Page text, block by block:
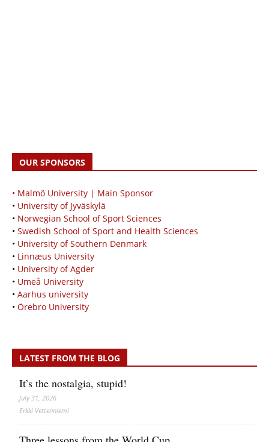
OUR SPONSORS
• Malmö University | Main Sponsor
• University of Jyväskylä
• Norwegian School of Sport Sciences
• Swedish School of Sport and Health Sciences
• University of Southern Denmark
• Linnæus University
• University of Agder
• Umeå University
• Aarhus university
• Örebro University
LATEST FROM THE BLOG
It’s the nostalgia, stupid!
July 31, 2026
Erkki Vetten­­niemi